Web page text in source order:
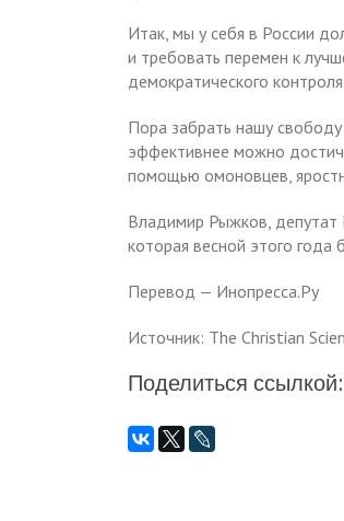
Итак, мы у себя в России
и требовать перемен к
демократического
Пора забрать нашу
эффективнее можно
помощью омоновцев,
Владимир Рыжков, депутат
которая весной этого года
Перевод — Инопресса.Ру
Источник: The Christian
Поделиться ссылкой: